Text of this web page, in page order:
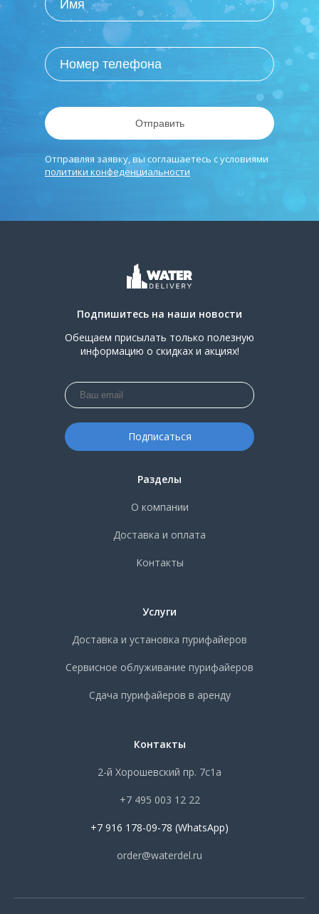
Отправить
Отправляя заявку, вы соглашаетесь с условиями
политики конфеденциальности
Подпишитесь на наши новости
Обещаем присылать только полезную
информацию о скидках и акциях!
Разделы
О компании
Доставка и оплата
Контакты
Услуги
Доставка и установка пурифайеров
Сервисное облуживание пурифайеров
Сдача пурифайеров в аренду
Контакты
2-й Хорошевский пр. 7с1а
+7 495 003 12 22
+7 916 178-09-78 (WhatsApp)
order@waterdel.ru